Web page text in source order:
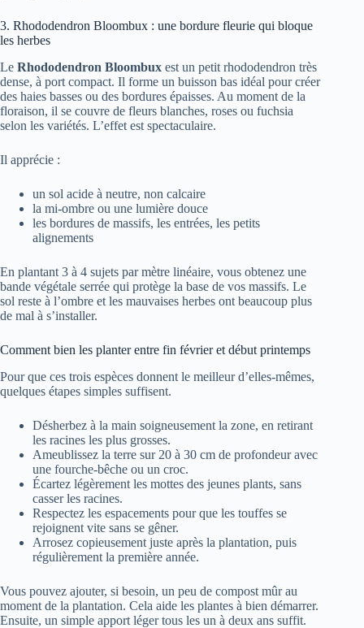
3. Rhododendron Bloombux : une bordure fleurie qui bloque
les herbes
Le Rhododendron Bloombux est un petit rhododendron très
dense, à port compact. Il forme un buisson bas idéal pour créer
des haies basses ou des bordures épaisses. Au moment de la
floraison, il se couvre de fleurs blanches, roses ou fuchsia
selon les variétés. L’effet est spectaculaire.
Il apprécie :
un sol acide à neutre, non calcaire
la mi-ombre ou une lumière douce
les bordures de massifs, les entrées, les petits
alignements
En plantant 3 à 4 sujets par mètre linéaire, vous obtenez une
bande végétale serrée qui protège la base de vos massifs. Le
sol reste à l’ombre et les mauvaises herbes ont beaucoup plus
de mal à s’installer.
Comment bien les planter entre fin février et début printemps
Pour que ces trois espèces donnent le meilleur d’elles-mêmes,
quelques étapes simples suffisent.
Désherbez à la main soigneusement la zone, en retirant
les racines les plus grosses.
Ameublissez la terre sur 20 à 30 cm de profondeur avec
une fourche-bêche ou un croc.
Écartez légèrement les mottes des jeunes plants, sans
casser les racines.
Respectez les espacements pour que les touffes se
rejoignent vite sans se gêner.
Arrosez copieusement juste après la plantation, puis
régulièrement la première année.
Vous pouvez ajouter, si besoin, un peu de compost mûr au
moment de la plantation. Cela aide les plantes à bien démarrer.
Ensuite, un simple apport léger tous les un à deux ans suffit.